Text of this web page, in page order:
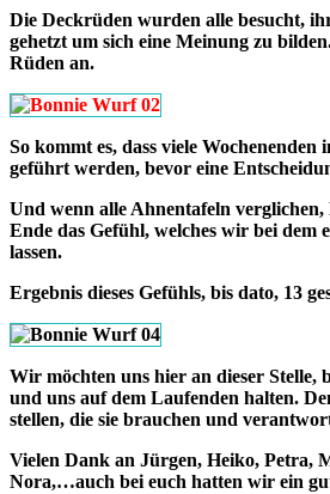
Die Deckrüden wurden alle besucht,
gehetzt um sich eine Meinung zu
Rüden an.
So kommt es, dass viele
geführt werden, bevor eine
Und wenn alle Ahnentafeln
Ende das Gefühl, welches wir bei dem
lassen.
Ergebnis dieses Gefühls, bis dato, 13
Wir möchten uns hier an dieser Stelle,
und uns auf dem Laufenden halten.
stellen, die sie brauchen und
Vielen Dank an Jürgen, Heiko, Petra,
Nora,…auch bei euch hatten wir ein